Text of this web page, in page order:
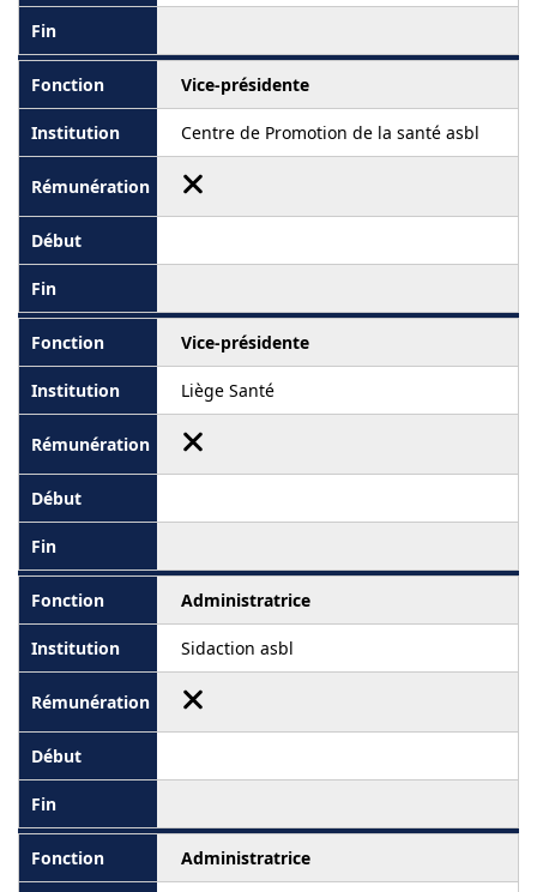
Vice-présidente
Centre de Promotion de la santé asbl
Vice-présidente
Liège Santé
Administratrice
Sidaction asbl
Administratrice